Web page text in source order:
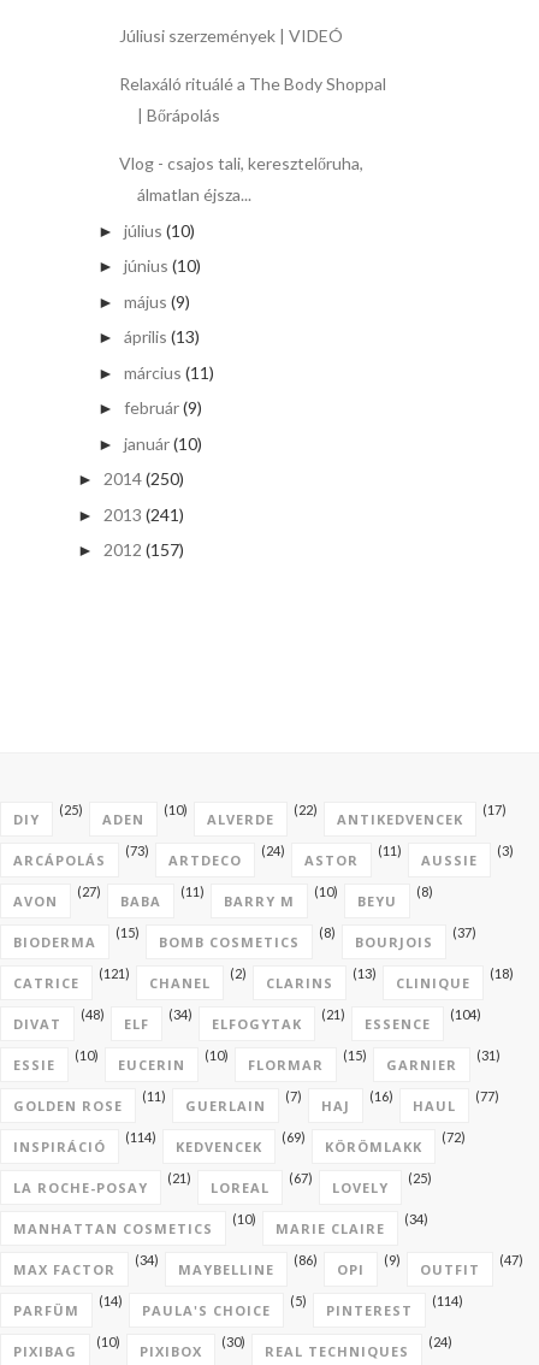
Júliusi szerzemények | VIDEÓ
Relaxáló rituálé a The Body Shoppal
| Bőrápolás
Vlog - csajos tali, keresztelőruha,
álmatlan éjsza...
► július (10)
► június (10)
► május (9)
► április (13)
► március (11)
► február(9)
► január(10)
► 2014(250)
► 2013 (241)
► 2012 (157)
DIY
(25)
ADEN
(10)
ALVERDE
(22)
ANTIKEDVENCEK
(17)
ARCÁPOLÁS
(73)
ARTDECO
(24)
ASTOR
(11)
AUSSIE
(3)
AVON
(27)
BABA
(11)
BARRY M
(10)
BEYU
(8)
BIODERMA
(15)
BOMB COSMETICS
(8)
BOURJOIS
(37)
CATRICE
(121)
CHANEL
(2)
CLARINS
(13)
CLINIQUE
(18)
DIVAT
(48)
ELF
(34)
ELFOGYTAK
(21)
ESSENCE
(104)
ESSIE
(10)
EUCERIN
(10)
FLORMAR
(15)
GARNIER
(31)
GOLDEN ROSE
(11)
GUERLAIN
(7)
HAJ
(16)
HAUL
(77)
INSPIRÁCIÓ
(114)
KEDVENCEK
(69)
KÖRÖMLAKK
(72)
LA ROCHE-POSAY
(21)
LOREAL
(67)
LOVELY
(25)
MANHATTAN COSMETICS
(10)
MARIE CLAIRE
(34)
MAX FACTOR
(34)
MAYBELLINE
(86)
OPI
(9)
OUTFIT
(47)
PARFÜM
(14)
PAULA'S CHOICE
(5)
PINTEREST
(114)
PIXIBAG
(10)
PIXIBOX
(30)
REAL TECHNIQUES
(24)